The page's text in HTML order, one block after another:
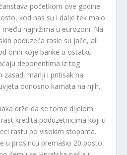
početkom ove godine
kod nas su i dalje tek malo
najnižima u eurozoni. Na
poduzeća rasle su jače, ali
onih koje banke u ostatku
deponentima iz tog
zasad, manji i pritisak na
odnosno kamata na njih.
drže da se tome dijelom
kredita poduzetnicima koji u
rastu po visokim stopama.
u prosincu premašio 20 posto